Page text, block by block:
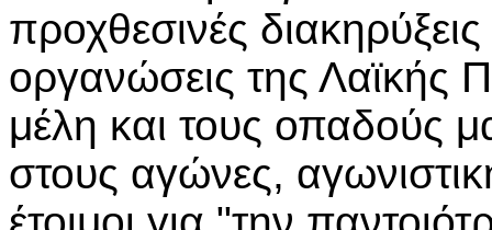
προχθεσινές
οργανώσεις της Λαϊκής
μέλη και τους οπαδούς
στους αγώνες,